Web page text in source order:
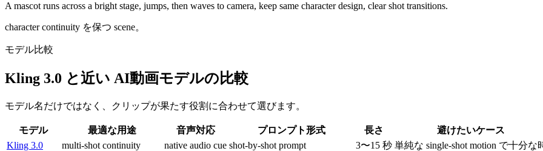
A mascot runs across a bright stage, jumps, then waves to camera, keep same character design, clear shot transitions.
character continuity を保つ scene。
モデル比較
Kling 3.0 と近い AI動画モデルの比較
モデル名だけではなく、クリップが果たす役割に合わせて選びます。
モデル 最適な用途 音声対応 プロンプト形式 長さ
避けたいケース
Kling 3.0
multi-shot continuity native audio cue shot-by-shot prompt 3〜15 秒 単純な single-shot motion で十分な